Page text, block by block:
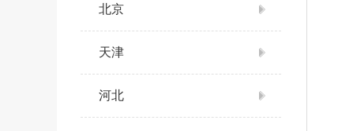
北京
天津
河北